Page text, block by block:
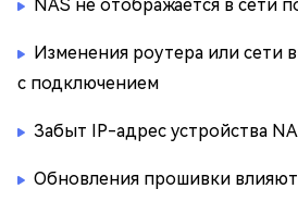
NAS не отображается в сети
Изменения роутера или сети
с подключением
Забыт IP-адрес устройства
Обновления прошивки